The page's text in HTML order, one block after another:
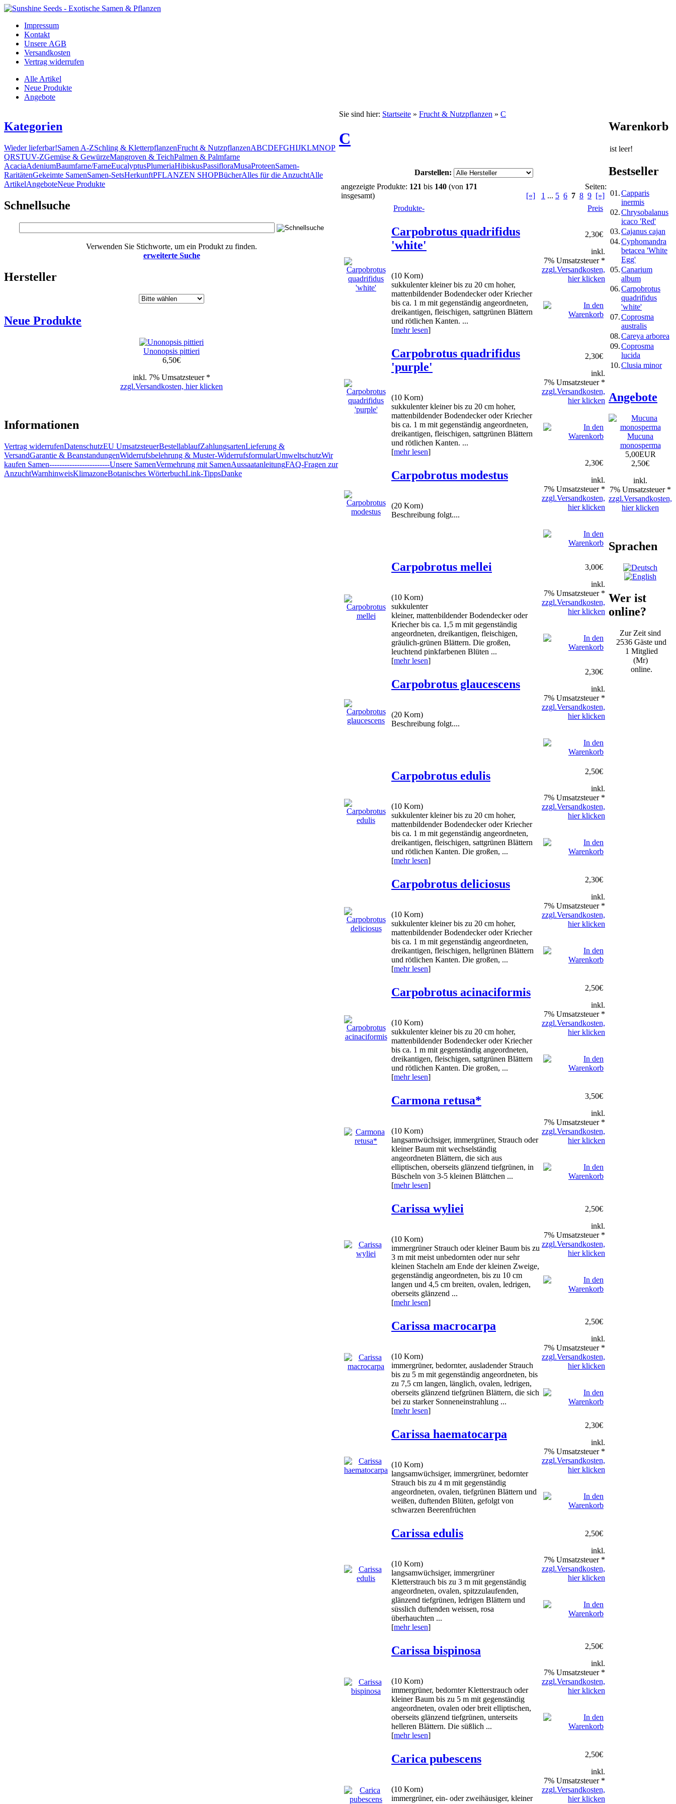
Impressum
Kontakt
Unsere AGB
Versandkosten
Vertrag widerrufen
Alle Artikel
Neue Produkte
Angebote
Kategorien
Wieder lieferbar!Samen A-ZSchling & KletterpflanzenFrucht & NutzpflanzenABCDEFGHIJKLMNOP
QRSTUV-ZGemüse & GewürzeMangroven & TeichPalmen & Palmfarne
AcaciaAdeniumBaumfarne/FarneEucalyptusPlumeriaHibiskusPassifloraMusaProteenSamen-
RaritätenGekeimte SamenSamen-SetsHerkunftPFLANZEN SHOPBücherAlles für die AnzuchtAlle
ArtikelAngeboteNeue Produkte
Schnellsuche
Verwenden Sie Stichworte, um ein Produkt zu finden.
erweiterte Suche
Hersteller
Neue Produkte
Unonopsis pittieri
6,50€
inkl. 7% Umsatzsteuer *
zzgl.Versandkosten, hier klicken
Informationen
Vertrag widerrufenDatenschutzEU UmsatzsteuerBestellablaufZahlungsartenLieferung &
VersandGarantie & BeanstandungenWiderrufsbelehrung & Muster-WiderrufsformularUmweltschutzWir
kaufen Samen------------------------Unsere SamenVermehrung mit SamenAussaatanleitungFAQ-Fragen zur
AnzuchtWarnhinweisKlimazoneBotanisches WörterbuchLink-TippsDanke
Sie sind hier: Startseite » Frucht & Nutzpflanzen » C
C
Darstellen:
angezeigte Produkte: 121 bis 140 (von 171
insgesamt)
Seiten:
[«]
1 ... 5 6 7 8 9 [»]
Produkte-
Preis
Carpobrotus quadrifidus
'white'
(10 Korn)
sukkulenter kleiner bis zu 20 cm hoher,
mattenbildender Bodendecker oder Kriecher
bis ca. 1 m mit gegenständig angeordneten,
dreikantigen, fleischigen, sattgrünen Blättern
und rötlichen Kanten. ...
[mehr lesen]
2,30€
inkl.
7% Umsatzsteuer *
zzgl.Versandkosten,
hier klicken
Carpobrotus quadrifidus
'purple'
(10 Korn)
sukkulenter kleiner bis zu 20 cm hoher,
mattenbildender Bodendecker oder Kriecher
bis ca. 1 m mit gegenständig angeordneten,
dreikantigen, fleischigen, sattgrünen Blättern
und rötlichen Kanten. ...
[mehr lesen]
2,30€
inkl.
7% Umsatzsteuer *
zzgl.Versandkosten,
hier klicken
Carpobrotus modestus
(20 Korn)
Beschreibung folgt....
2,30€
inkl.
7% Umsatzsteuer *
zzgl.Versandkosten,
hier klicken
Carpobrotus mellei
(10 Korn)
sukkulenter
kleiner, mattenbildender Bodendecker oder
Kriecher bis ca. 1,5 m mit gegenständig
angeordneten, dreikantigen, fleischigen,
gräulich-grünen Blättern. Die großen,
leuchtend pinkfarbenen Blüten ...
[mehr lesen]
3,00€
inkl.
7% Umsatzsteuer *
zzgl.Versandkosten,
hier klicken
Carpobrotus glaucescens
(20 Korn)
Beschreibung folgt....
2,30€
inkl.
7% Umsatzsteuer *
zzgl.Versandkosten,
hier klicken
Carpobrotus edulis
(10 Korn)
sukkulenter kleiner bis zu 20 cm hoher,
mattenbildender Bodendecker oder Kriecher
bis ca. 1 m mit gegenständig angeordneten,
dreikantigen, fleischigen, sattgrünen Blättern
und rötlichen Kanten. Die großen, ...
[mehr lesen]
2,50€
inkl.
7% Umsatzsteuer *
zzgl.Versandkosten,
hier klicken
Carpobrotus deliciosus
(10 Korn)
sukkulenter kleiner bis zu 20 cm hoher,
mattenbildender Bodendecker oder Kriecher
bis ca. 1 m mit gegenständig angeordneten,
dreikantigen, fleischigen, hellgrünen Blättern
und rötlichen Kanten. Die großen, ...
[mehr lesen]
2,30€
inkl.
7% Umsatzsteuer *
zzgl.Versandkosten,
hier klicken
Carpobrotus acinaciformis
(10 Korn)
sukkulenter kleiner bis zu 20 cm hoher,
mattenbildender Bodendecker oder Kriecher
bis ca. 1 m mit gegenständig angeordneten,
dreikantigen, fleischigen, sattgrünen Blättern
und rötlichen Kanten. Die großen, ...
[mehr lesen]
2,50€
inkl.
7% Umsatzsteuer *
zzgl.Versandkosten,
hier klicken
Carmona retusa*
(10 Korn)
langsamwüchsiger, immergrüner, Strauch oder
kleiner Baum mit wechselständig
angeordneten Blättern, die sich aus
elliptischen, oberseits glänzend tiefgrünen, in
Büscheln von 3-5 kleinen Blättchen ...
[mehr lesen]
3,50€
inkl.
7% Umsatzsteuer *
zzgl.Versandkosten,
hier klicken
Carissa wyliei
(10 Korn)
immergrüner Strauch oder kleiner Baum bis zu
3 m mit meist unbedornten oder nur sehr
kleinen Stacheln am Ende der kleinen Zweige,
gegenständig angeordneten, bis zu 10 cm
langen und 4,5 cm breiten, ovalen, ledrigen,
oberseits glänzend ...
[mehr lesen]
2,50€
inkl.
7% Umsatzsteuer *
zzgl.Versandkosten,
hier klicken
Carissa macrocarpa
(10 Korn)
immergrüner, bedornter, ausladender Strauch
bis zu 5 m mit gegenständig angeordneten, bis
zu 7,5 cm langen, länglich, ovalen, ledrigen,
oberseits glänzend tiefgrünen Blättern, die sich
bei zu starker Sonneneinstrahlung ...
[mehr lesen]
2,50€
inkl.
7% Umsatzsteuer *
zzgl.Versandkosten,
hier klicken
Carissa haematocarpa
(10 Korn)
langsamwüchsiger, immergrüner, bedornter
Strauch bis zu 4 m mit gegenständig
angeordneten, ovalen, tiefgrünen Blättern und
weißen, duftenden Blüten, gefolgt von
schwarzen Beerenfrüchten
2,30€
inkl.
7% Umsatzsteuer *
zzgl.Versandkosten,
hier klicken
Carissa edulis
(10 Korn)
langsamwüchsiger, immergrüner
Kletterstrauch bis zu 3 m mit gegenständig
angeordneten, ovalen, spitzzulaufenden,
glänzend tiefgrünen, ledrigen Blättern und
süsslich duftenden weissen, rosa
überhauchten ...
[mehr lesen]
2,50€
inkl.
7% Umsatzsteuer *
zzgl.Versandkosten,
hier klicken
Carissa bispinosa
(10 Korn)
immergrüner, bedornter Kletterstrauch oder
kleiner Baum bis zu 5 m mit gegenständig
angeordneten, ovalen oder breit elliptischen,
oberseits glänzend tiefgrünen, unterseits
helleren Blättern. Die süßlich ...
[mehr lesen]
2,50€
inkl.
7% Umsatzsteuer *
zzgl.Versandkosten,
hier klicken
Carica pubescens
(10 Korn)
immergrüner, ein- oder zweihäusiger, kleiner
2,50€
inkl.
7% Umsatzsteuer *
zzgl.Versandkosten,
hier klicken
Warenkorb
ist leer!
Bestseller
01.Capparis
inermis
02.Chrysobalanus
icaco 'Red'
03.Cajanus cajan
04.Cyphomandra
betacea 'White
Egg'
05.Canarium
album
06.Carpobrotus
quadrifidus
'white'
07.Coprosma
australis
08.Careya arborea
09.Coprosma
lucida
10.Clusia minor
Angebote
Mucuna
monosperma
5,00EUR
2,50€
inkl.
7% Umsatzsteuer *
zzgl.Versandkosten,
hier klicken
Sprachen
Wer ist
online?
Zur Zeit sind
2536 Gäste und
1 Mitglied
(Mr)
online.